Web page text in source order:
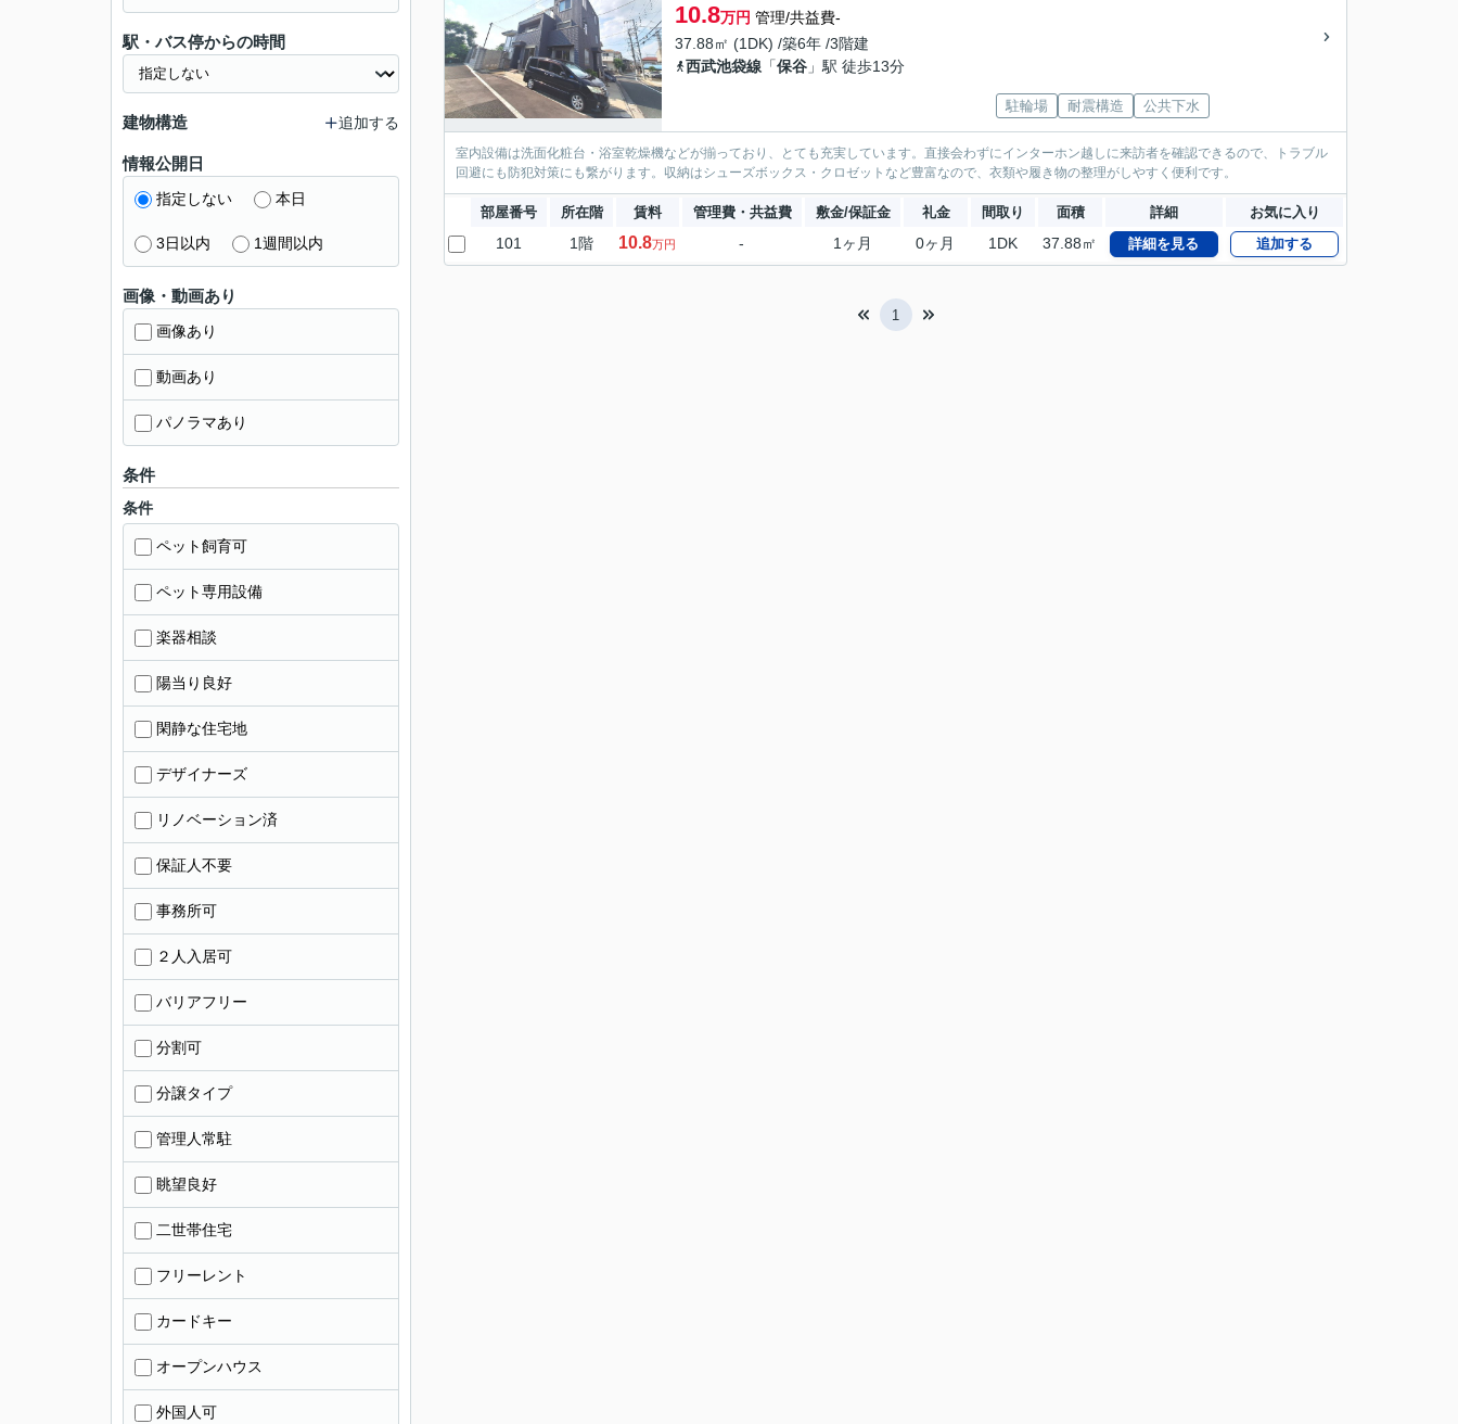
10.8万円 管理/共益費-
37.88㎡ (1DK) /築6年 /3階建
西武池袋線 「保谷 」駅 徒歩13分
駐輪場 耐震構造 公共下水
室内設備は洗面化粧台・浴室乾燥機などが揃っており、とても充実しています。直接会わずにインターホン越しに来訪者を確認できるので、トラブル
回避にも防犯対策にも繋がります。収納はシューズボックス・クロゼットなど豊富なので、衣類や履き物の整理がしやすく便利です。
部屋番号 所在階 賃料 管理費・共益費 敷金/保証金 礼金 間取り 面積 詳細 お気に入り
101 1階 10.8万円 - 1ヶ月 0ヶ月 1DK 37.88㎡ 詳細を見る 追加する
1
駅・バス停からの時間
建物構造 追加する
情報公開日
指定しない 本日
3日以内 1週間以内
画像・動画あり
画像あり
動画あり
パノラマあり
条件
条件
ペット飼育可
ペット専用設備
楽器相談
陽当り良好
閑静な住宅地
デザイナーズ
リノベーション済
保証人不要
事務所可
２人入居可
バリアフリー
分割可
分譲タイプ
管理人常駐
眺望良好
二世帯住宅
フリーレント
カードキー
オープンハウス
外国人可